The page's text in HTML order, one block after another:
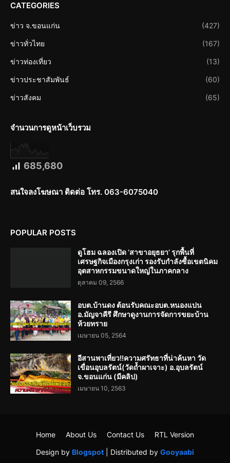
CATEGORIES
ข่าว จ.ขอนแก่น (427)
ข่าวทั่วไทย (167)
ข่าวท่องเที่ยว (13)
ข่าวประชาสัมพันธ์ (60)
ข่าวสังคม (65)
จำนวนการดูหน้าเว็บรวม
685,680
สนใจลงโฆษณา ติดต่อ โทร. 063-6075040
POPULAR POSTS
ดูโฮม ฉลองเปิด ‘สาขาอยุธยา’ รุกพื้นที่
เศรษฐกิจเมืองกรุงเก่า รองรับกำลังซื้อเขตนิคม
อุตสาหกรรมขนาดใหญ่ในภาคกลาง
ตุลาคม 09, 2566
อบต.บ้านดง ต้อนรับคณะอบต.หนองแปน
อ.มัญจาคีรี ศึกษาดูงานการจัดการขยะบ้าน
ห้วยทราย
เมษายน 05, 2564
อีสานพาเที่ยว!!ความศรัทธาที่น่าค้นหา วัด
เขื่อนอุบลรัตน์(วัดถ้ำผาเจาะ) อ.อุบลรัตน์
จ.ขอนแก่น (มีคลิป)
เมษายน 10, 2563
Design by Blogspot | Distributed by Gooyaabi
Home About Us Contact Us RTL Version